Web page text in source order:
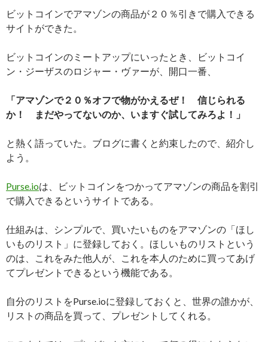
ビットコインでアマゾンの商品が２０％引きで購入できる
サイトができた。
ビットコインのミートアップにいったとき、ビットコイ
ン・ジーザスのロジャー・ヴァーが、開口一番、
「アマゾンで２０％オフで物がかえるぜ！ 信じられる
か！ まだやってないのか、いますぐ試してみろよ！」
と熱く語っていた。ブログに書くと約束したので、紹介し
よう。
Purse.ioは、ビットコインをつかってアマゾンの商品を割引
で購入できるというサイトである。
仕組みは、シンプルで、買いたいものをアマゾンの「ほし
いものリスト」に登録しておく。ほしいものリストという
のは、これをみた他人が、これを本人のために買ってあげ
てプレゼントできるという機能である。
自分のリストをPurse.ioに登録しておくと、世界の誰かが、
リストの商品を買って、プレゼントしてくれる。